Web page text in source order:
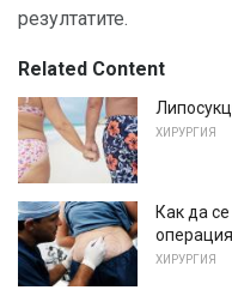
резултатите.
Related Content
ХИРУРГИЯ
Как да
ХИРУРГИЯ